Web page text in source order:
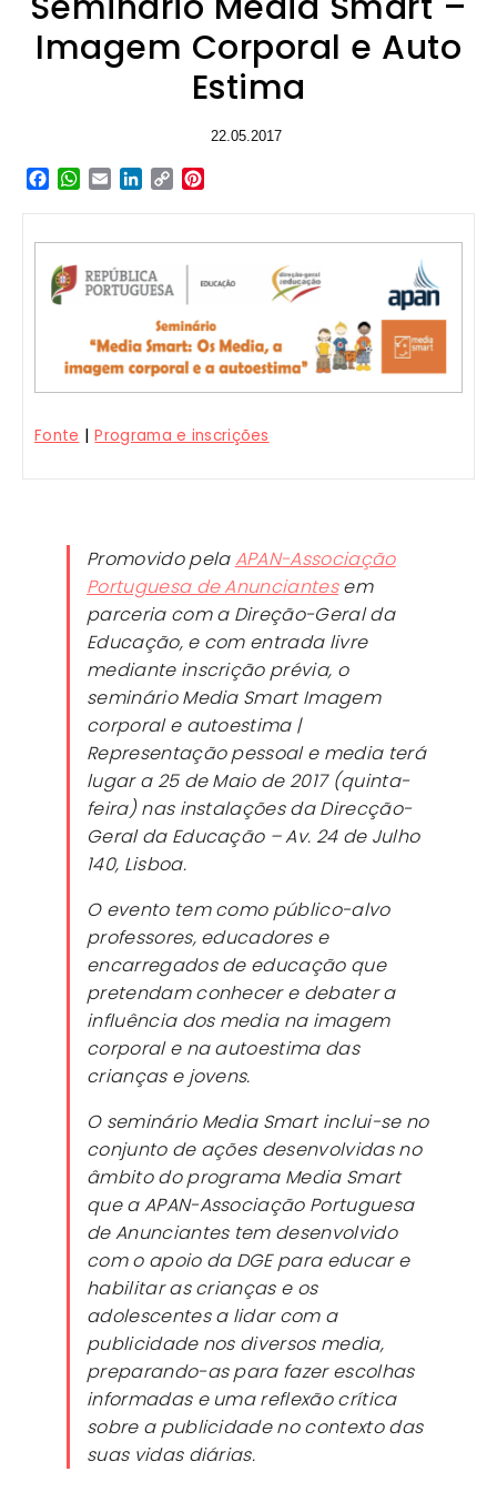
Imagem Corporal e Auto
Estima
22.05.2017
Facebook
WhatsApp
EmailLinkedIn
Copy
Fonte |Programa e inscrições
Promovido pelaAPAN-Associação
Portuguesa de Anunciantesem
parceria com a Direção-Geral da
Educação, e com entrada livre
mediante inscrição prévia, o
seminárioMedia SmartImagem
corporal e autoestima |
Representação pessoal e media terá
lugar a 25 de Maio de 2017 (quinta-
feira) nas instalações da Direcção-
Geral da Educação – Av. 24 de Julho
140, Lisboa.
O evento tem como público-alvo
professores, educadores e
encarregados de educação que
pretendam conhecer e debater a
influência dos media na imagem
corporal e na autoestima das
crianças e jovens.
O seminário Media Smartinclui-se no
conjunto de ações desenvolvidas no
âmbito do programa Media Smart
que a APAN-Associação Portuguesa
de Anunciantes tem desenvolvido
com o apoio da DGE para educar e
habilitar as crianças e os
adolescentes a lidar com a
publicidade nos diversos media,
preparando-as para fazer escolhas
informadas e uma reflexão crítica
sobre a publicidade no contexto das
suas vidas diárias.